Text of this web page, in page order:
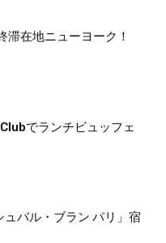
滞在地ニューヨーク！
でランチビュッフェ
ュバル・ブラン パリ」宿